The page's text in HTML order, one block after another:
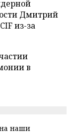
Дмитрий
из-за
в
наши